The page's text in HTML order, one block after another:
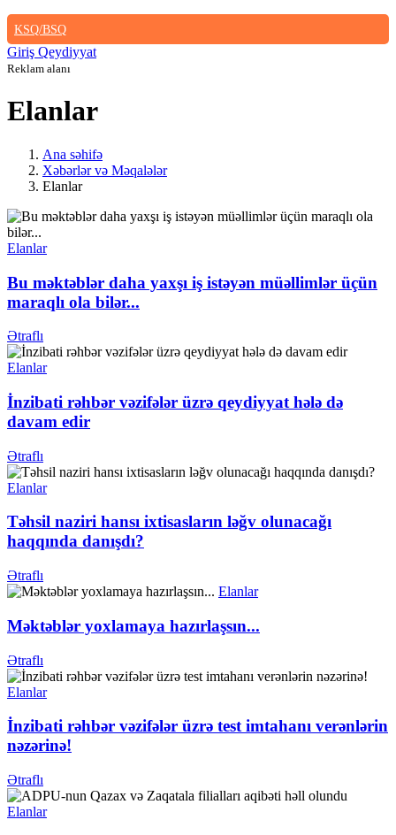
KSQ/BSQ
Giriş Qeydiyyat
Reklam alanı
Elanlar
Ana səhifə
Xəbərlər və Məqalələr
Elanlar
Elanlar
Bu məktəblər daha yaxşı iş istəyən müəllimlər üçün
maraqlı ola bilər...
Ətraflı
Elanlar
İnzibati rəhbər vəzifələr üzrə qeydiyyat hələ də
davam edir
Ətraflı
Elanlar
Təhsil naziri hansı ixtisasların ləğv olunacağı
haqqında danışdı?
Ətraflı
Elanlar
Məktəblər yoxlamaya hazırlaşsın...
Ətraflı
Elanlar
İnzibati rəhbər vəzifələr üzrə test imtahanı verənlərin
nəzərinə!
Ətraflı
Elanlar